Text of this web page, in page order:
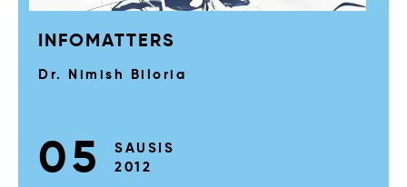
INFOMATTERS
Dr. Nimish Biloria
05
SAUSIS
2012